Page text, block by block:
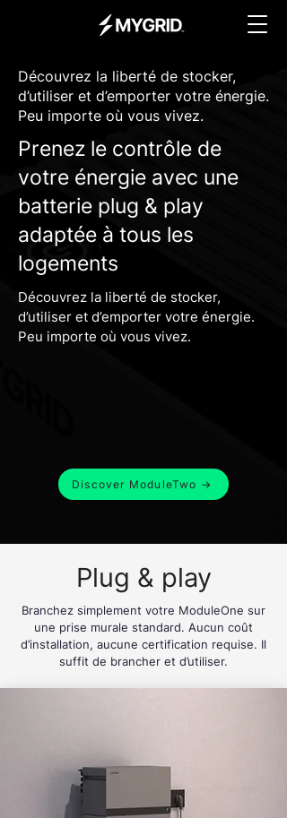
Découvrez la liberté de stocker,
d’utiliser et d’emporter votre énergie.
Peu importe où vous vivez.
Prenez le contrôle de
votre énergie avec une
batterie plug & play
adaptée à tous les
logements
Découvrez la liberté de stocker,
d’utiliser et d’emporter votre énergie.
Peu importe où vous vivez.
Discover ModuleTwo →
Plug & play
Branchez simplement votre ModuleOne sur
une prise murale standard. Aucun coût
d’installation, aucune certification requise. Il
suffit de brancher et d’utiliser.